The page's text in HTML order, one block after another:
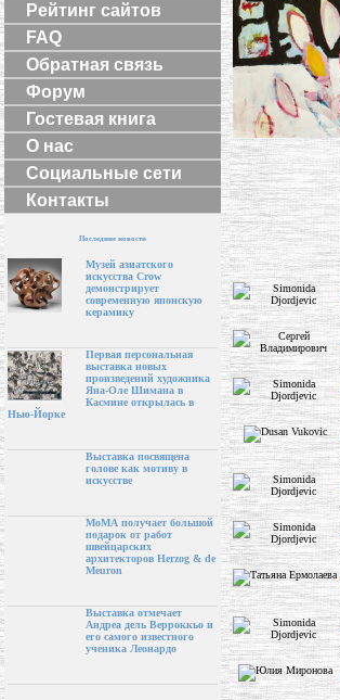
Рейтинг сайтов
FAQ
Обратная связь
Форум
Гостевая книга
О нас
Социальные сети
Контакты
Последние новости
Музей азиатского
искусства Crow
демонстрирует
современную японскую
керамику
Первая персональная
выставка новых
произведений художника
Яна-Оле Шимана в
Касмине открылась в
Нью-Йорке
Выставка посвящена
голове как мотиву в
искусстве
МоМА получает большой
подарок от работ
швейцарских
архитекторов Herzog & de
Meuron
Выставка отмечает
Андреа дель Верроккьо и
его самого известного
ученика Леонардо